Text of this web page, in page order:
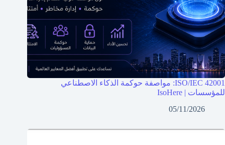
ISO/IEC 42001: مواصفة حوكمة الذكاء الاصطناعي
للمؤسسات | IsoHere
05/11/2026